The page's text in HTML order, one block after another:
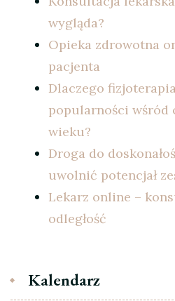
wygląda?
Opieka zdrowotna
pacjenta
Dlaczego
popularności wśród
wieku?
Droga do
uwolnić potencjał
Lekarz online –
odległość
Kalendarz